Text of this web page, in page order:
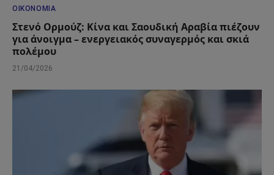
ΟΙΚΟΝΟΜΊΑ
Στενό Ορμούζ: Κίνα και Σαουδική Αραβία πιέζουν
για άνοιγμα – ενεργειακός συναγερμός και σκιά
πολέμου
21/04/2026